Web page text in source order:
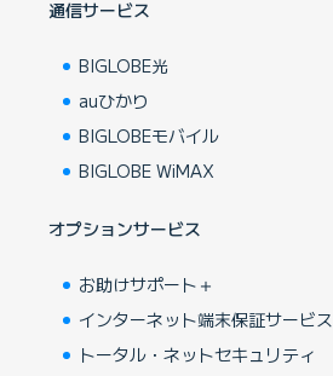
通信サービス
BIGLOBE光
auひかり
BIGLOBEモバイル
BIGLOBE WiMAX
オプションサービス
お助けサポート＋
インターネット端末保証サービス
トータル・ネットセキュリティ